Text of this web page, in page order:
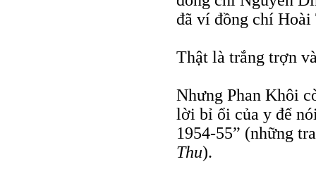
đã ví đồng chí
Thật là trắng trợn
Nhưng Phan Khôi
lời bỉ ổi của y để
1954-55” (những
Thu).